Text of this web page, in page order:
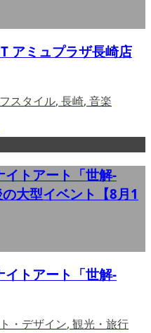
アミュプラザ長崎店
スタイル, 長崎, 音楽
トアート「世解-
大型イベント【8月1
トアート「世解-
・デザイン, 観光・旅行